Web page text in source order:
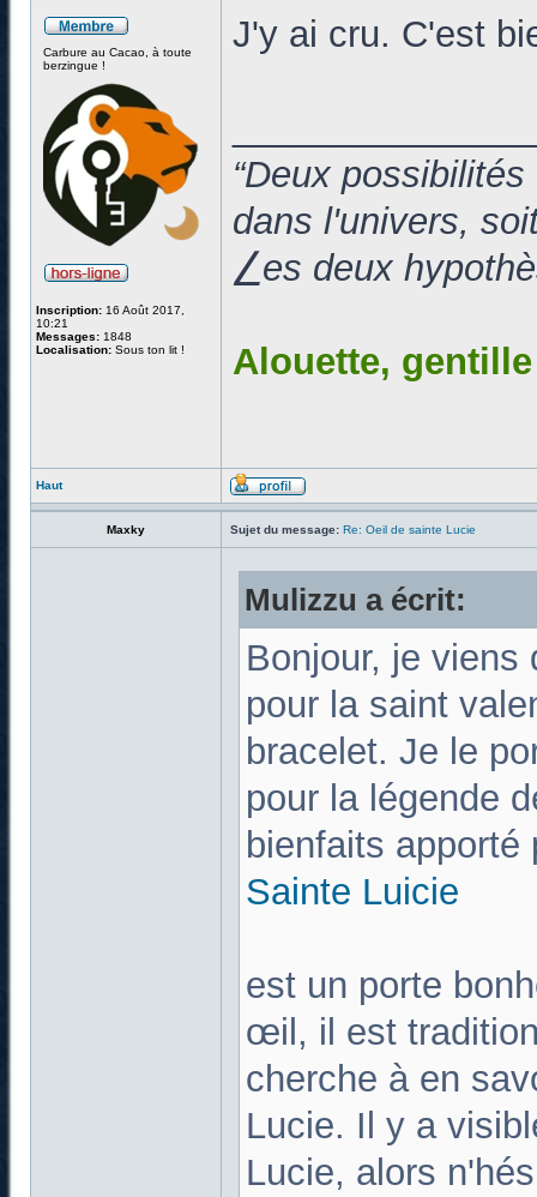
Carbure au Cacao, à toute
berzingue !
Inscription: 16 Août 2017,
10:21
Messages: 1848
Localisation: Sous ton lit !
J'y ai cru. C'est
“Deux
dans l'univers,
⎳es deux
Alouette,
Haut
Maxky Sujet du message: Re: Oeil de sainte Lucie
Mulizzu a écrit:
Bonjour, je viens
pour la saint
bracelet. Je le
pour la légende
bienfaits
Sainte Luicie
est un porte
œil, il est
cherche à en
Lucie. Il y a
Lucie, alors